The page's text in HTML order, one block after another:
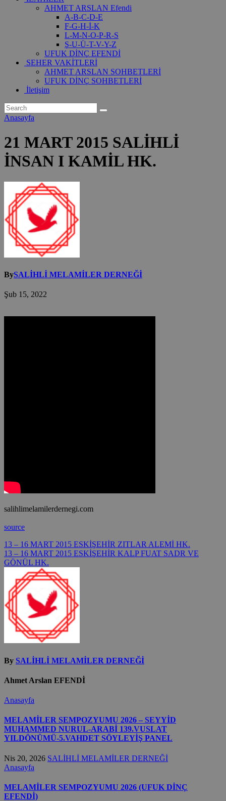
AHMET ARSLAN Efendi
A-B-C-D-E
F-G-H-İ-K
L-M-N-O-P-R-S
Ş-U-Ü-T-V-Y-Z
UFUK DİNÇ EFENDİ
SEHER VAKİTLERİ
AHMET ARSLAN SOHBETLERİ
UFUK DİNÇ SOHBETLERİ
İletişim
Anasayfa
21 MART 2015 SALİHLİ
İNSAN I KAMİL HK.
BySALİHLİ MELAMİLER DERNEĞİ
Şub 15, 2022
salihlimelamilerdernegi.com
source
Yazı
gezinmesi
13 – 16 MART 2015 ESKİŞEHİR ZITLAR ALEMİ HK.
13 – 16 MART 2015 ESKİŞEHİR KALP FUAT SADR VE
GÖNÜL HK.
By SALİHLİ MELAMİLER DERNEĞİ
Ahmet Arslan EFENDİ
Anasayfa
MELAMİLER SEMPOZYUMU 2026 – SEYYİD
MUHAMMED NURUL-ARABİ 139.VUSLAT
YILDÖNÜMÜ-5.VAHDET SÖYLEYİŞ PANEL
Nis 20, 2026 SALİHLİ MELAMİLER DERNEĞİ
Anasayfa
MELAMİLER SEMPOZYUMU 2026 (UFUK DİNÇ
EFENDİ)